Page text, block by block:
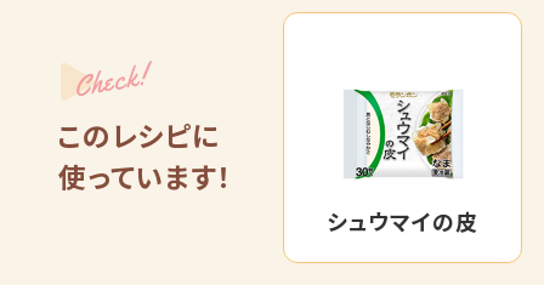
Check!
このレシピに
使っています！
シュウマイの皮